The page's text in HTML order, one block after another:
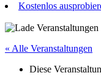
Kostenlos
« Alle Veranstaltungen
Diese